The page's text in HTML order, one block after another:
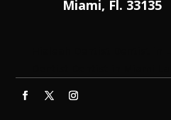
Miami, Fl. 33135